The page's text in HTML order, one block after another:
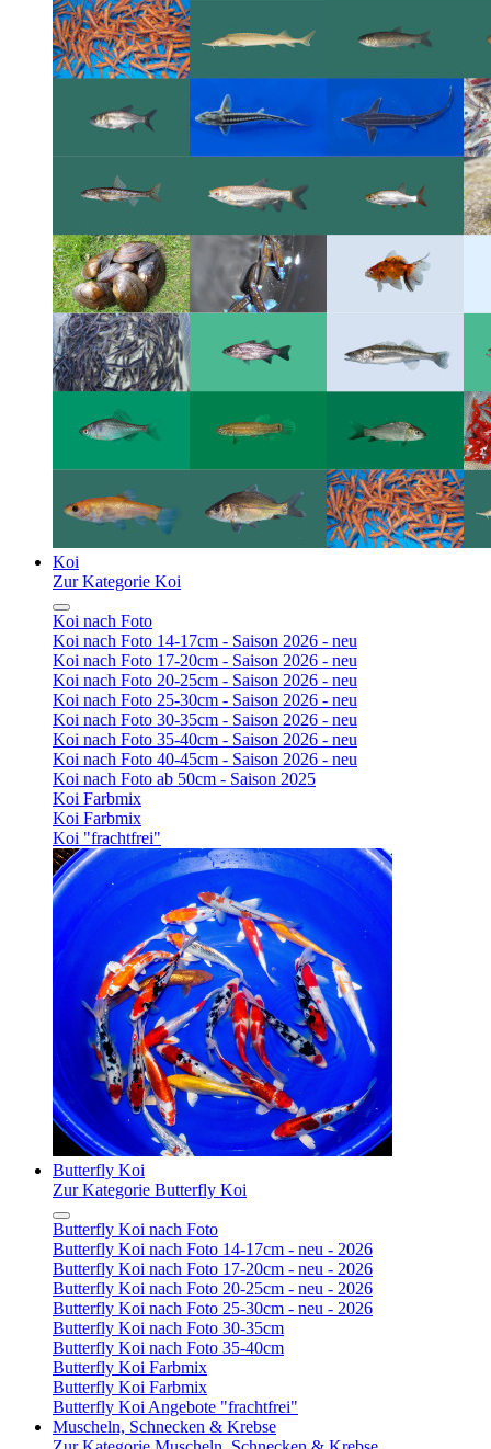
Koi
Zur Kategorie Koi
Koi nach Foto
Koi nach Foto 14-17cm - Saison 2026 - neu
Koi nach Foto 17-20cm - Saison 2026 - neu
Koi nach Foto 20-25cm - Saison 2026 - neu
Koi nach Foto 25-30cm - Saison 2026 - neu
Koi nach Foto 30-35cm - Saison 2026 - neu
Koi nach Foto 35-40cm - Saison 2026 - neu
Koi nach Foto 40-45cm - Saison 2026 - neu
Koi nach Foto ab 50cm - Saison 2025
Koi Farbmix
Koi Farbmix
Koi "frachtfrei"
Butterfly Koi
Zur Kategorie Butterfly Koi
Butterfly Koi nach Foto
Butterfly Koi nach Foto 14-17cm - neu - 2026
Butterfly Koi nach Foto 17-20cm - neu - 2026
Butterfly Koi nach Foto 20-25cm - neu - 2026
Butterfly Koi nach Foto 25-30cm - neu - 2026
Butterfly Koi nach Foto 30-35cm
Butterfly Koi nach Foto 35-40cm
Butterfly Koi Farbmix
Butterfly Koi Farbmix
Butterfly Koi Angebote "frachtfrei"
Muscheln, Schnecken & Krebse